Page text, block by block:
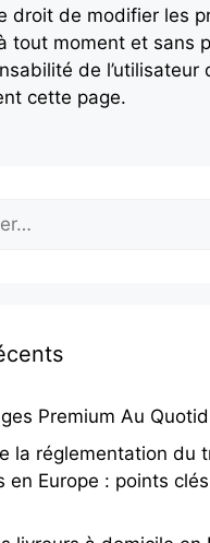
droit de modifier les
tout moment et sans
de l’utilisateur
cette page.
Premium Au
la réglementation du
en Europe : points